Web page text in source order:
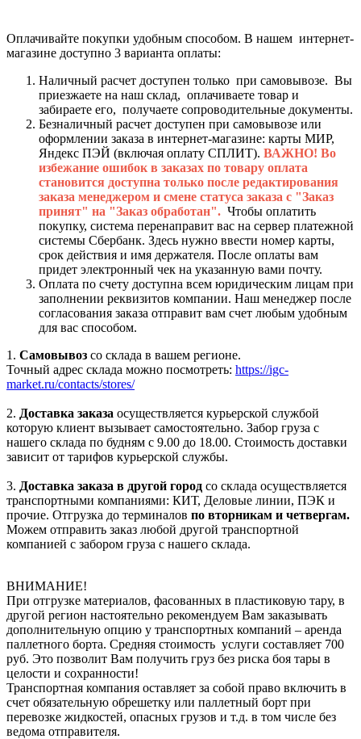
Оплачивайте покупки удобным способом. В нашем интернет-
магазине доступно 3 варианта оплаты:
Наличный расчет доступен только при самовывозе. Вы
приезжаете на наш склад, оплачиваете товар и
забираете его, получаете сопроводительные документы.
Безналичный расчет доступен при самовывозе или
оформлении заказа в интернет-магазине: карты МИР,
Яндекс ПЭЙ (включая оплату СПЛИТ). ВАЖНО! Во
избежание ошибок в заказах по товару оплата
становится доступна только после редактирования
заказа менеджером и смене статуса заказа с "Заказ
принят" на "Заказ обработан". Чтобы оплатить
покупку, система перенаправит вас на сервер платежной
системы Сбербанк. Здесь нужно ввести номер карты,
срок действия и имя держателя. После оплаты вам
придет электронный чек на указанную вами почту.
Оплата по счету доступна всем юридическим лицам при
заполнении реквизитов компании. Наш менеджер после
согласования заказа отправит вам счет любым удобным
для вас способом.
1. Самовывоз со склада в вашем регионе.
Точный адрес склада можно посмотреть: https://igc-
market.ru/contacts/stores/
2. Доставка заказа осуществляется курьерской службой
которую клиент вызывает самостоятельно. Забор груза с
нашего склада по будням с 9.00 до 18.00. Стоимость доставки
зависит от тарифов курьерской службы.
3. Доставка заказа в другой город со склада осуществляется
транспортными компаниями: КИТ, Деловые линии, ПЭК и
прочие. Отгрузка до терминалов по вторникам и четвергам.
Можем отправить заказ любой другой транспортной
компанией с забором груза с нашего склада.
ВНИМАНИЕ!
При отгрузке материалов, фасованных в пластиковую тару, в
другой регион настоятельно рекомендуем Вам заказывать
дополнительную опцию у транспортных компаний – аренда
паллетного борта. Средняя стоимость услуги составляет 700
руб. Это позволит Вам получить груз без риска боя тары в
целости и сохранности!
Транспортная компания оставляет за собой право включить в
счет обязательную обрешетку или паллетный борт при
перевозке жидкостей, опасных грузов и т.д. в том числе без
ведома отправителя.